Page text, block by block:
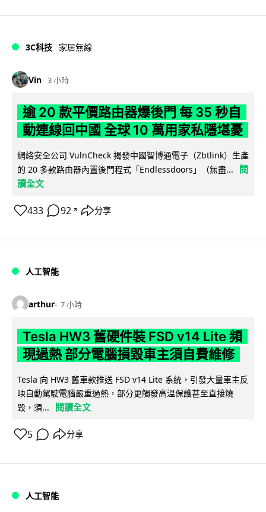
3C科技 家居無線
Vin 3 小時
逾 20 款平價路由器爆後門 每 35 秒自
動連線回中國 全球 10 萬用家私隱堪憂
網絡安全公司 VulnCheck 揭發中國智博通電子（Zbtlink）生產
的 20 多款路由器內置後門程式「Endlessdoors」（無盡...
閱
讀全文
433 92 ↗ 分享
人工智能
arthur 7 小時
Tesla HW3 舊硬件裝 FSD v14 Lite 頻
現過熱 部分電腦損毀車主須自費維修
Tesla 向 HW3 舊車款推送 FSD v14 Lite 系統，引發大量車主反
映自動駕駛電腦嚴重過熱，部分更觸發高溫保護甚至直接燒
毀，須...
閱讀全文
5 分享
人工智能